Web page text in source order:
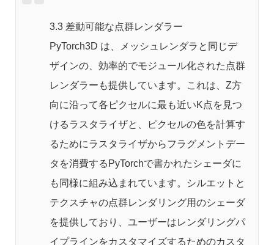
3.3 差動可能な点群レンダラー
PyTorch3D は、メッシュレンダラと同じデ
ザインの、効率的でモジュール化された点群
レンダラーも提供しています。これは、Z方
向に沿って各ピクセルに最も近いK点を見つ
けるラスタライザと、ピクセルの色を計算す
るためにラスタライザからフラグメントデー
タを消費するPyTorchで書かれたシェーダに
も同様に組み込まれています。シルエットと
テクスチャの点群レンダリング用のシェーダ
を提供しており、ユーザーはレンダリングパ
イプラインをカスタマイズするためのカスタ